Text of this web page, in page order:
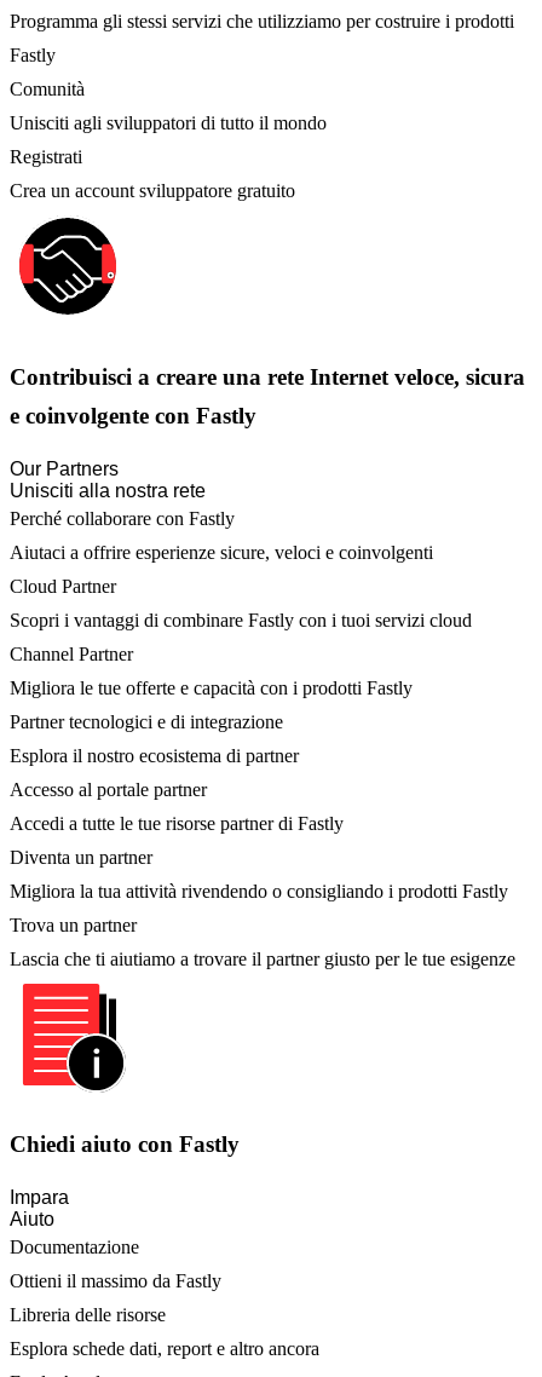
Programma gli stessi servizi che utilizziamo per costruire i prodotti
Fastly
Comunità
Unisciti agli sviluppatori di tutto il mondo
Registrati
Crea un account sviluppatore gratuito
Contribuisci a creare una rete Internet veloce, sicura
e coinvolgente con Fastly
Our Partners
Unisciti alla nostra rete
Perché collaborare con Fastly
Aiutaci a offrire esperienze sicure, veloci e coinvolgenti
Cloud Partner
Scopri i vantaggi di combinare Fastly con i tuoi servizi cloud
Channel Partner
Migliora le tue offerte e capacità con i prodotti Fastly
Partner tecnologici e di integrazione
Esplora il nostro ecosistema di partner
Accesso al portale partner
Accedi a tutte le tue risorse partner di Fastly
Diventa un partner
Migliora la tua attività rivendendo o consigliando i prodotti Fastly
Trova un partner
Lascia che ti aiutiamo a trovare il partner giusto per le tue esigenze
Chiedi aiuto con Fastly
Impara
Aiuto
Documentazione
Ottieni il massimo da Fastly
Libreria delle risorse
Esplora schede dati, report e altro ancora